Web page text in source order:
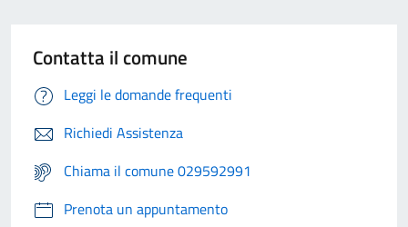
Contatta il comune
Leggi le domande frequenti
Richiedi Assistenza
Chiama il comune 029592991
Prenota un appuntamento